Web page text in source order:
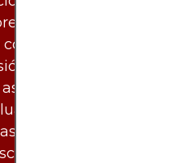
con la
Los usuarios
los riesgos y
como las
y contables